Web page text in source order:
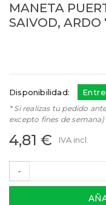
MANETA
SAIVOD, ARDO
Disponibilidad:
* Si realizas tu pedido
excepto fines de semana)
4,81 € IVA incl.
-